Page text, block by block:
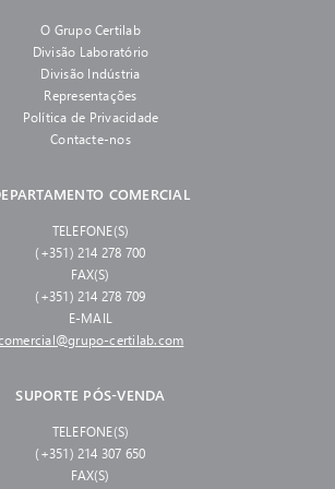
O Grupo Certilab
Divisão Laboratório
Divisão Indústria
Representações
Política de Privacidade
Contacte-nos
COMERCIAL
TELEFONE(S)
(+351) 214 278 700
FAX(S)
(+351) 214 278 709
E-MAIL
certilab.com
SUPORTE PÓS-VENDA
TELEFONE(S)
(+351) 214 307 650
FAX(S)